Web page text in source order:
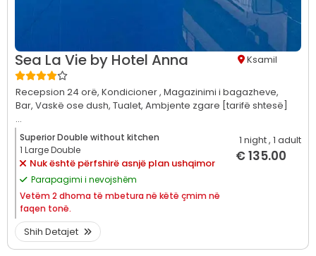
Sea La Vie by Hotel Anna Ksamil
Recepsion 24 orë, Kondicioner , Magazinimi i bagazheve,
Bar, Vaskë ose dush, Tualet, Ambjente zgare [tarifë shtesë]
...
Superior Double without kitchen
1 Large Double
Nuk është përfshirë asnjë plan ushqimor
Parapagimi i nevojshëm
Vetëm 2 dhoma të mbetura në këtë çmim në
faqen tonë.
1 night, 1 adult
€ 135.00
Shih Detajet